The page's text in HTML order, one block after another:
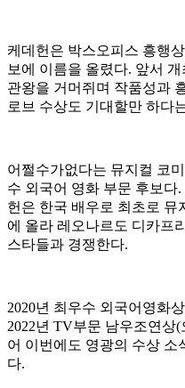
케데헌은 박스오피스 흥행
보에 이름을 올렸다. 앞서
관왕을 거머쥐며 작품성과
로브 수상도 기대할만 하다
어쩔수가없다는 뮤지컬 코
수 외국어 영화 부문 후보다
헌은 한국 배우로 최초로 뮤
에 올라 레오나르도 디카프
스타들과 경쟁한다.
2020년 최우수 외국어영화
2022년 TV부문 남우조연상
어 이번에도 영광의 수상 소
다.